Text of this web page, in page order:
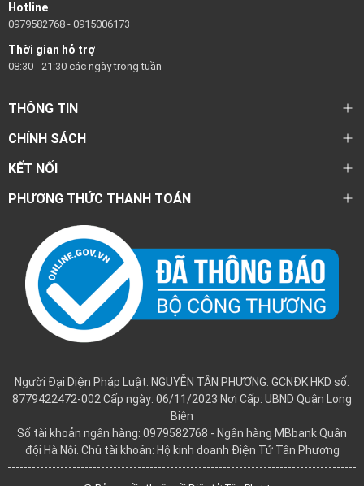
Hotline
0979582768 - 0915006173
Thời gian hỗ trợ
08:30 - 21:30 các ngày trong tuần
THÔNG TIN
CHÍNH SÁCH
KẾT NỐI
PHƯƠNG THỨC THANH TOÁN
Người Đại Diện Pháp Luật: NGUYỄN TÂN PHƯƠNG. GCNĐK HKD số:
8779422472-002 Cấp ngày: 06/11/2023 Nơi Cấp: UBND Quận Long
Biên
Số tài khoản ngân hàng: 0979582768 - Ngân hàng MBbank Quân
đội Hà Nội. Chủ tài khoản: Hộ kinh doanh Điện Tử Tân Phương